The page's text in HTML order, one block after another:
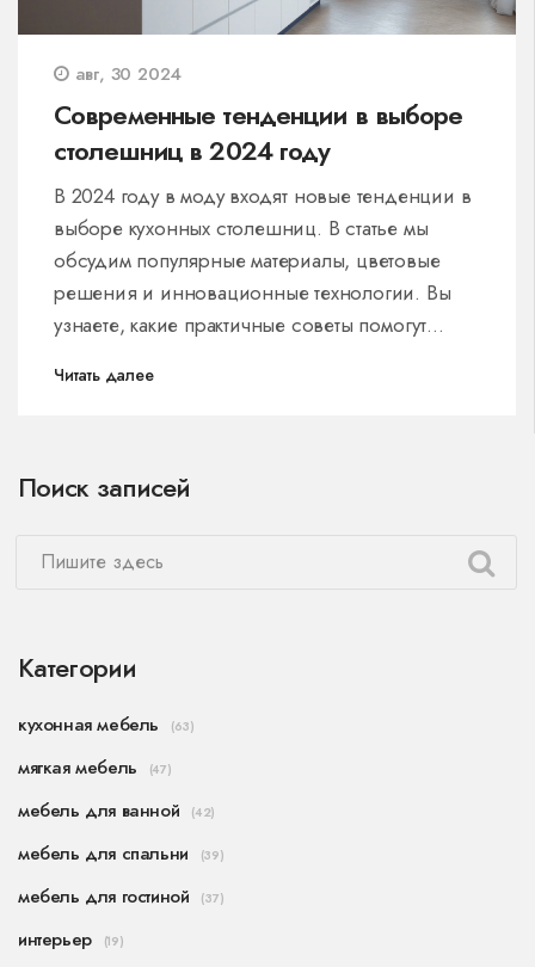
авг, 30 2024
Современные тенденции в выборе
столешниц в 2024 году
В 2024 году в моду входят новые тенденции в
выборе кухонных столешниц. В статье мы
обсудим популярные материалы, цветовые
решения и инновационные технологии. Вы
узнаете, какие практичные советы помогут
функциональным.
Читать далее
Поиск записей
Категории
кухонная мебель (63)
мягкая мебель (47)
мебель для ванной (42)
мебель для спальни (39)
мебель для гостиной (37)
интерьер (19)